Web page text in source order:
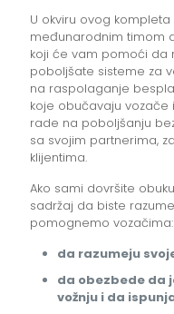
U okviru ovog
međunarodnim timom
koji će vam pomoći da
poboljšate sisteme za
na raspolaganje
koje obučavaju vozače
rade na poboljšanju
sa svojim partnerima,
klijentima.
Ako sami dovršite
sadržaj da biste
pomognemo vozačima:
da razumeju
da obezbede da
vožnju i da